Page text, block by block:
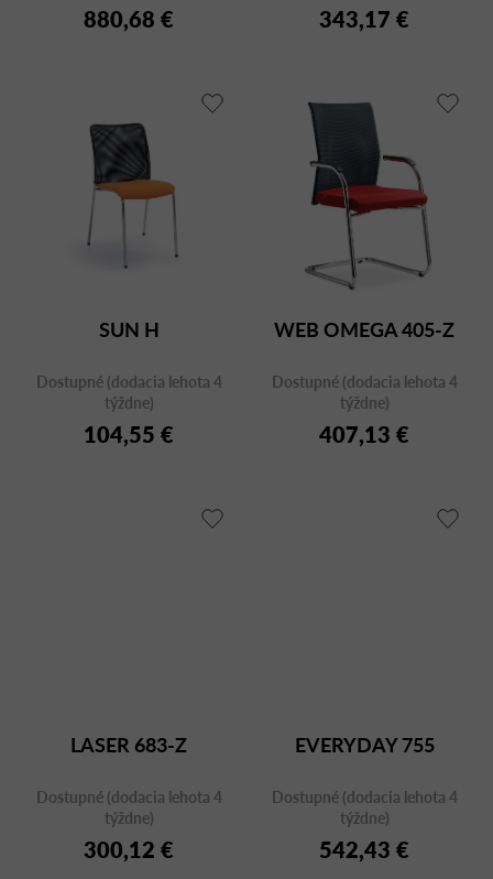
880,68 € 343,17 €
SUN H
Dostupné (dodacia lehota 4
týždne)
104,55 €
WEB OMEGA 405-Z
Dostupné (dodacia lehota 4
týždne)
407,13 €
LASER 683-Z
Dostupné (dodacia lehota 4
týždne)
300,12 €
EVERYDAY 755
Dostupné (dodacia lehota 4
týždne)
542,43 €